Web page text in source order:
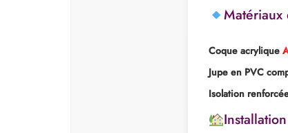
Matériaux
Coque acrylique
Jupe en PVC
Isolation